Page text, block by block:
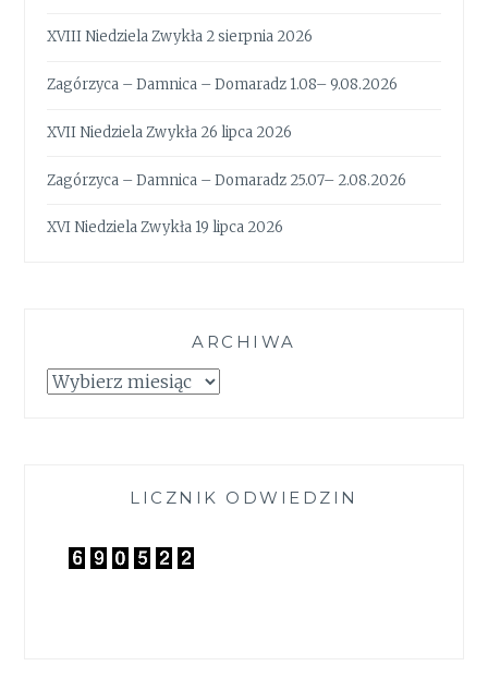
XVIII Niedziela Zwykła 2 sierpnia 2026
Zagórzyca – Damnica – Domaradz 1.08– 9.08.2026
XVII Niedziela Zwykła 26 lipca 2026
Zagórzyca – Damnica – Domaradz 25.07– 2.08.2026
XVI Niedziela Zwykła 19 lipca 2026
ARCHIWA
Archiwa
LICZNIK ODWIEDZIN